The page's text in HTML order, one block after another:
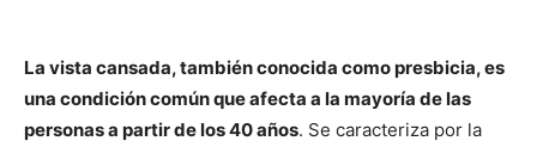
La vista cansada, también conocida como presbicia, es
una condición común que afecta a la mayoría de las
personas a partir de los 40 años. Se caracteriza por la